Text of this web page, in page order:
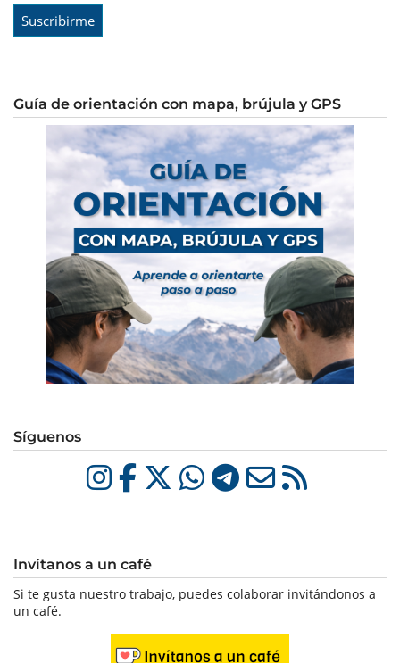
Guía de orientación con mapa, brújula y GPS
Síguenos
Invítanos a un café
Si te gusta nuestro trabajo, puedes colaborar invitándonos a
un café.